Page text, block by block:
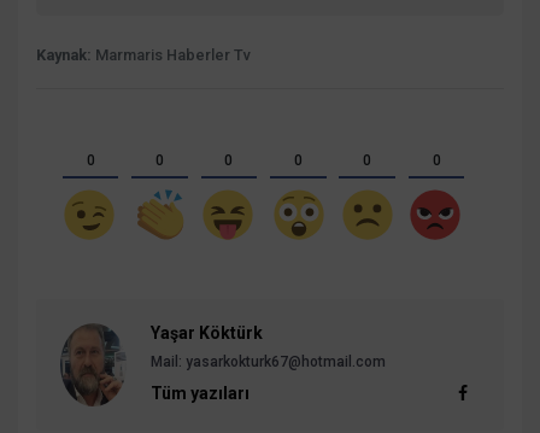
Kaynak: Marmaris Haberler Tv
0 0 0 0 0 0
Yaşar Köktürk
Mail: yasarkokturk67@hotmail.com
Tüm yazıları